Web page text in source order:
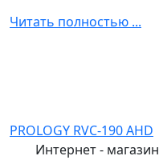
Читать полностью ...
PROLOGY RVC-190 AHD
Интернет - магазин